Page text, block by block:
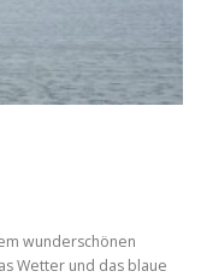
wunderschönen
Wetter und das blaue